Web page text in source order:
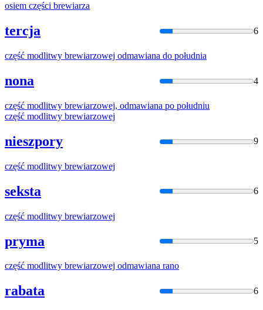
osiem części brewiarza
tercja 6
część modlitwy brewiarzowej odmawiana do południa
nona 4
część modlitwy brewiarzowej, odmawiana po południu
część modlitwy brewiarzowej
nieszpory 9
część modlitwy brewiarzowej
seksta 6
część modlitwy brewiarzowej
pryma 5
część modlitwy brewiarzowej odmawiana rano
rabata 6